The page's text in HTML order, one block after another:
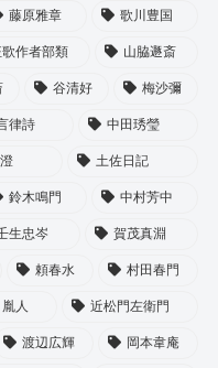
藤原雅章 歌川豊国
作者部類 山脇遯斎
谷清好 梅沙彌
律詩 中田琇瑩
土佐日記
鈴木鳴門 中村芳中
生忠岑 賀茂真淵
頼春水 村田春門
胤人 近松門左衛門
渡辺広輝 岡本韋庵